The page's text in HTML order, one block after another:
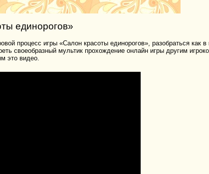
единорогов»
процесс игры «Салон красоты единорогов», разобраться как в
своеобразный мультик прохождение онлайн игры другим
это видео.